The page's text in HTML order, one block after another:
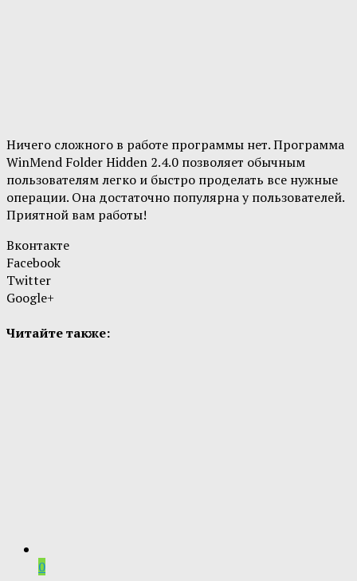
Ничего сложного в работе программы нет. Программа
WinMend Folder Hidden 2.4.0 позволяет обычным
пользователям легко и быстро проделать все нужные
операции. Она достаточно популярна у пользователей.
Приятной вам работы!
Вконтакте
Facebook
Twitter
Google+
Читайте также:
0